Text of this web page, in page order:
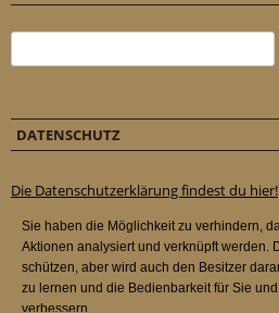
DATENSCHUTZ
Die Datenschutzerklärung findest du hier!